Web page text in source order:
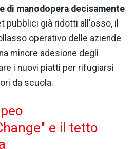
di manodopera decisamente
pubblici già ridotti all'osso, il
operativo delle aziende
minore adesione degli
i nuovi piatti per rifugiarsi
da scuola.
e il tetto